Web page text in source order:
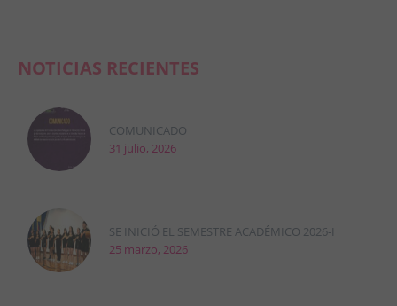
NOTICIAS RECIENTES
COMUNICADO
31 julio, 2026
SE INICIÓ EL SEMESTRE ACADÉMICO 2026-I
25 marzo, 2026